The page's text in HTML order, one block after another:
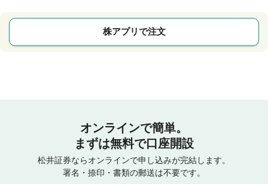
株アプリで注文
オンラインで簡単。
まずは無料で口座開設
松井証券ならオンラインで申し込みが完結します。
署名・捺印・書類の郵送は不要です。